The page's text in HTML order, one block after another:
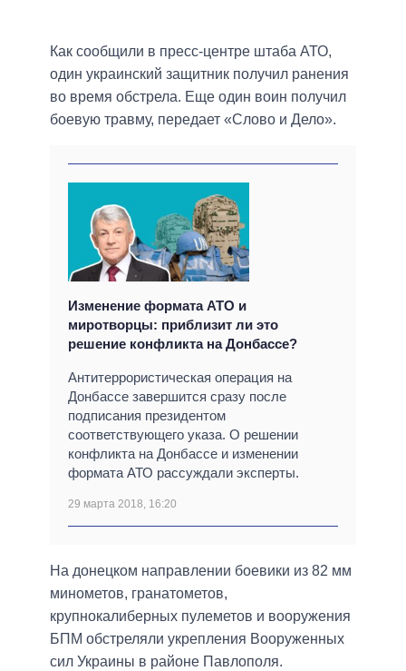
Как сообщили в пресс-центре штаба АТО,
один украинский защитник получил ранения
во время обстрела. Еще один воин получил
боевую травму, передает «Слово и Дело».
Изменение формата АТО и
миротворцы: приблизит ли это
решение конфликта на Донбассе?
Антитеррористическая операция на
Донбассе завершится сразу после
подписания президентом
соответствующего указа. О решении
конфликта на Донбассе и изменении
формата АТО рассуждали эксперты.
29 марта 2018, 16:20
На донецком направлении боевики из 82 мм
минометов, гранатометов,
крупнокалиберных пулеметов и вооружения
БПМ обстреляли укрепления Вооруженных
сил Украины в районе Павлополя.